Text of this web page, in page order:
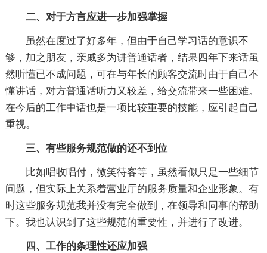
二、对于方言应进一步加强掌握
虽然在度过了好多年，但由于自己学习话的意识不
够，加之朋友，亲戚多为讲普通话者，结果四年下来话虽
然听懂已不成问题，可在与年长的顾客交流时由于自己不
懂讲话，对方普通话听力又较差，给交流带来一些困难。
在今后的工作中话也是一项比较重要的技能，应引起自己
重视。
三、有些服务规范做的还不到位
比如唱收唱付，微笑待客等，虽然看似只是一些细节
问题，但实际上关系着营业厅的服务质量和企业形象。有
时这些服务规范我并没有完全做到，在领导和同事的帮助
下。我也认识到了这些规范的重要性，并进行了改进。
四、工作的条理性还应加强